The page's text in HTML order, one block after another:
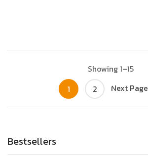
Showing 1–15
1
2 Next Page
Bestsellers